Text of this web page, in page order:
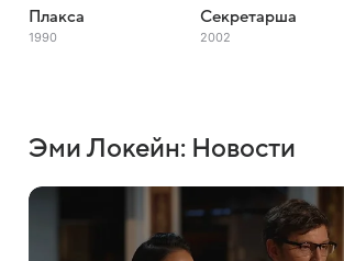
Плакса
1990
Секретарша
2002
Эми Локейн: Новости